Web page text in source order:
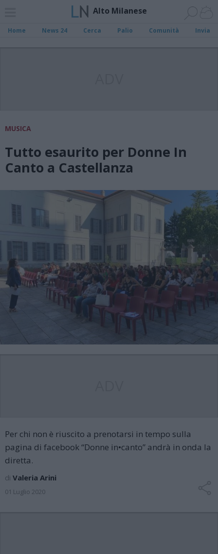
Alto Milanese
Home News 24 Cerca Palio Comunità Invia
MUSICA
Tutto esaurito per Donne In
Canto a Castellanza
Per chi non è riuscito a prenotarsi in tempo sulla
pagina di facebook “Donne in•canto” andrà in onda la
diretta.
di Valeria Arini
01 Luglio 2020